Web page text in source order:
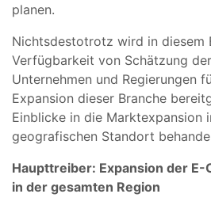
planen.
Nichtsdestotrotz wird in diesem
Verfügbarkeit von Schätzung
Unternehmen und Regierungen
Expansion dieser Branche
Einblicke in die Marktexpansion
geografischen Standort
Haupttreiber: Expansion der
in der gesamten Region